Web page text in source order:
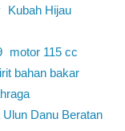
Kubah Hijau
motor 115 cc
bahan bakar
Ulun Danu Beratan